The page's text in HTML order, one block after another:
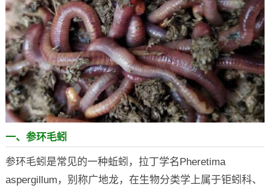
一、参环毛蚓
参环毛蚓是常见的一种蚯蚓，拉丁学名Pheretima
aspergillum，别称广地龙，在生物分类学上属于钜蚓科、